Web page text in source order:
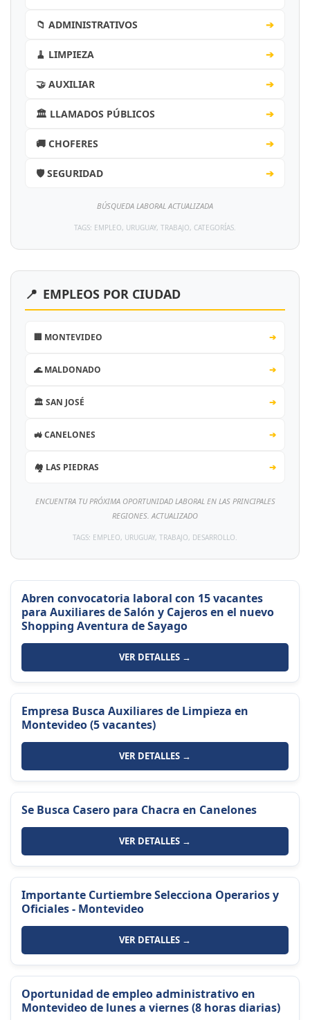
📁 ADMINISTRATIVOS ➔
🧹 LIMPIEZA ➔
🤝 AUXILIAR ➔
🏛️ LLAMADOS PÚBLICOS ➔
🚚 CHOFERES ➔
🛡️ SEGURIDAD ➔
BÚSQUEDA LABORAL ACTUALIZADA
TAGS: EMPLEO, URUGUAY, TRABAJO, CATEGORÍAS.
📍 EMPLEOS POR CIUDAD
🏢 MONTEVIDEO ➔
🌊 MALDONADO ➔
🏛️ SAN JOSÉ ➔
🚜 CANELONES ➔
🏘️ LAS PIEDRAS ➔
ENCUENTRA TU PRÓXIMA OPORTUNIDAD LABORAL EN LAS PRINCIPALES
REGIONES. ACTUALIZADO
TAGS: EMPLEO, URUGUAY, TRABAJO, DESARROLLO.
Abren convocatoria laboral con 15 vacantes
para Auxiliares de Salón y Cajeros en el nuevo
Shopping Aventura de Sayago
VER DETALLES →
Empresa Busca Auxiliares de Limpieza en
Montevideo (5 vacantes)
VER DETALLES →
Se Busca Casero para Chacra en Canelones
VER DETALLES →
Importante Curtiembre Selecciona Operarios y
Oficiales - Montevideo
VER DETALLES →
Oportunidad de empleo administrativo en
Montevideo de lunes a viernes (8 horas diarias)